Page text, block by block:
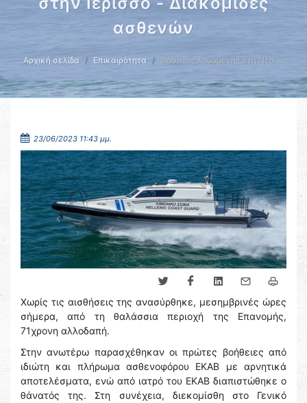
ασθενών
Αρχική σελίδα Επικαιρότητα Θάνατος λουόμενης στη Νέα …
23/06/2023 11:43 μμ.
Χωρίς τις αισθήσεις της ανασύρθηκε, μεσημβρινές ώρες
σήμερα, από τη θαλάσσια περιοχή της Επανομής,
71χρονη αλλοδαπή.
Στην ανωτέρω παρασχέθηκαν οι πρώτες βοήθειες από
ιδιώτη και πλήρωμα ασθενοφόρου ΕΚΑΒ με αρνητικά
αποτελέσματα, ενώ από ιατρό του ΕΚΑΒ διαπιστώθηκε ο
θάνατός της. Στη συνέχεια, διεκομίσθη στο Γενικό